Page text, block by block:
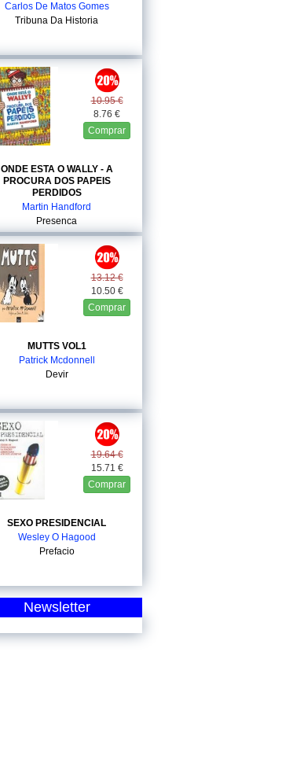
Carlos De Matos Gomes
Tribuna Da Historia
10.95 €
8.76 €
Comprar
ONDE ESTA O WALLY - A
PROCURA DOS PAPEIS
PERDIDOS
Martin Handford
Presenca
13.12 €
10.50 €
Comprar
MUTTS VOL1
Patrick Mcdonnell
Devir
19.64 €
15.71 €
Comprar
SEXO PRESIDENCIAL
Wesley O Hagood
Prefacio
Newsletter